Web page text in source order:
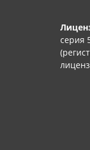
серия